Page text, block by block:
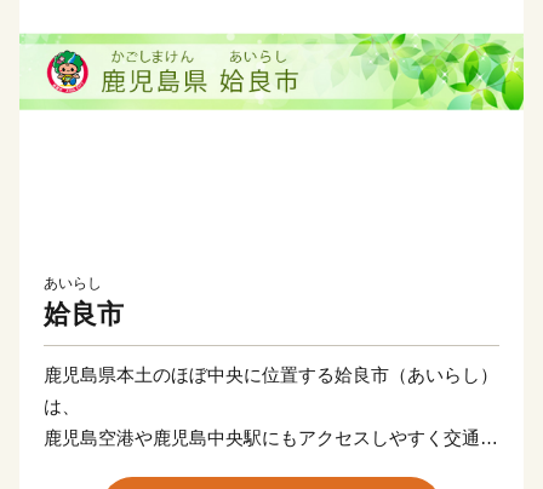
あいらし
姶良市
鹿児島県本土のほぼ中央に位置する姶良市（あいらし）
は、
鹿児島空港や鹿児島中央駅にもアクセスしやすく交通の